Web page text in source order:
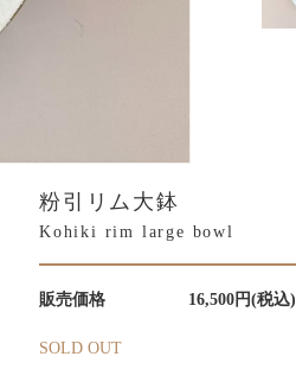
粉引リム大鉢
Kohiki rim large bowl
販売価格 16,500円(税込)
SOLD OUT